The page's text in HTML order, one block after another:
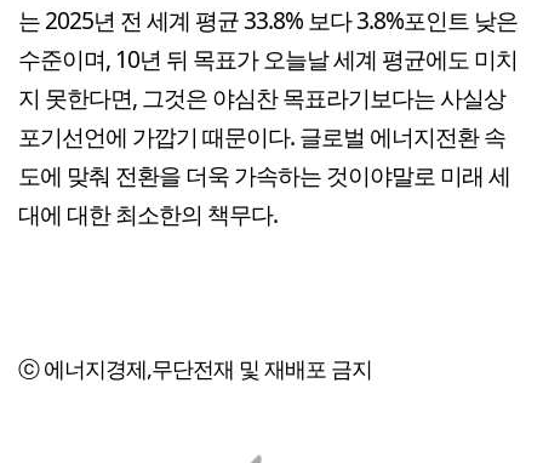
는 2025년 전 세계 평균 33.8% 보다 3.8%포인트 낮은
수준이며, 10년 뒤 목표가 오늘날 세계 평균에도 미치
지 못한다면, 그것은 야심찬 목표라기보다는 사실상
포기선언에 가깝기 때문이다. 글로벌 에너지전환 속
도에 맞춰 전환을 더욱 가속하는 것이야말로 미래 세
대에 대한 최소한의 책무다.
ⓒ 에너지경제,무단전재 및 재배포 금지